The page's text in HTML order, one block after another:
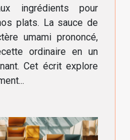
ingrédients pour
plats. La sauce de
umami prononcé,
ordinaire en un
Cet écrit explore